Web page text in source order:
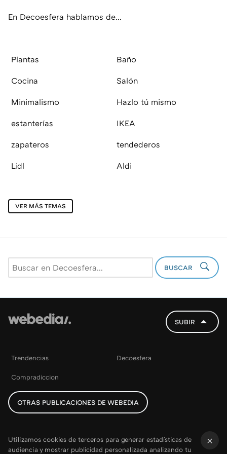
En Decoesfera hablamos de...
Plantas Baño
Cocina Salón
Minimalismo Hazlo tú mismo
estanterías IKEA
zapateros tendederos
Lidl Aldi
VER MÁS TEMAS
BUSCAR
SUBIR
Trendencias Decoesfera
Compradiccion
OTRAS PUBLICACIONES DE WEBEDIA
Utilizamos cookies de terceros para generar estadísticas de
audiencia y mostrar publicidad personalizada analizando tu